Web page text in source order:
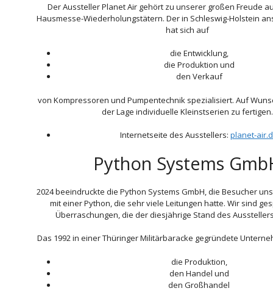
Der Aussteller Planet Air gehört zu unserer großen Freude
Hausmesse-Wiederholungstätern. Der in Schleswig-Holstein
hat sich auf
die Entwicklung,
die Produktion und
den Verkauf
von Kompressoren und Pumpentechnik spezialisiert. Auf
der Lage individuelle Kleinstserien zu fertigen.
Internetseite des Ausstellers: planet-
Python Systems
2024 beeindruckte die Python Systems GmbH, die Besucher
mit einer Python, die sehr viele Leitungen hatte. Wir sind
Überraschungen, die der diesjährige Stand des
Das 1992 in einer Thüringer Militärbaracke gegründete
die Produktion,
den Handel und
den Großhandel